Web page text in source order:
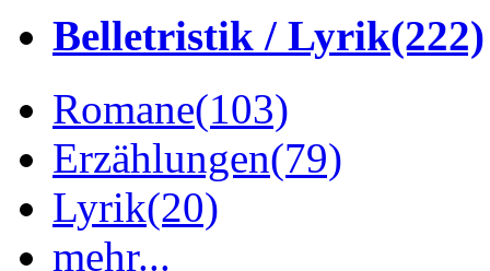
Belletristik / Lyrik(222)
Romane(103)
Erzählungen(79)
Lyrik(20)
mehr...